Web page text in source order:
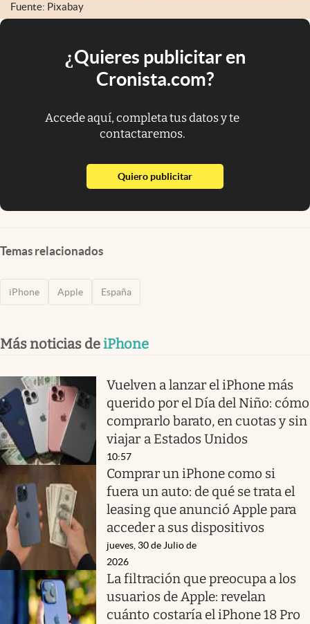
Fuente: Pixabay
¿Quieres publicitar en
Cronista.com?
Accede aquí, completa tus datos y te
contactaremos.
Quiero publicitarabre en nueva pestaña
Temas relacionados
iPhone Apple España
Más noticias deiPhone
Vuelven a lanzar el iPhone más
querido por el Día del Niño: cómo
comprarlo barato, en cuotas y sin
viajar a Estados Unidos
10:57
Comprar un iPhone como si
fuera un auto: de qué se trata el
leasing que anunció Apple para
acceder a sus dispositivos
jueves, 30 de Julio de
2026
La filtración que preocupa a los
usuarios de Apple: revelan
cuánto costaría el iPhone 18 Pro